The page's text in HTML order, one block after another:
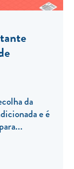
da
e é